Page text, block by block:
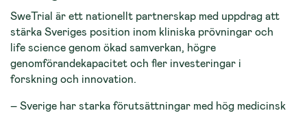
SweTrial är ett nationellt partnerskap med uppdrag att
stärka Sveriges position inom kliniska prövningar och
life science genom ökad samverkan, högre
genomförandekapacitet och fler investeringar i
forskning och innovation.
– Sverige har starka förutsättningar med hög medicinsk